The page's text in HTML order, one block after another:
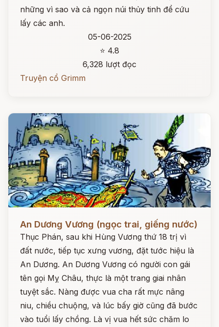
những vì sao và cả ngọn núi thủy tinh để cứu
lấy các anh.
05-06-2025
⭐ 4.8
6,328 lượt đọc
Truyện cổ Grimm
An Dương Vương (ngọc trai, giếng nước)
Thục Phán, sau khi Hùng Vương thứ 18 trị vì
đất nước, tiếp tục xưng vương, đặt tước hiệu là
An Dương. An Dương Vương có người con gái
tên gọi Mỵ Châu, thực là một trang giai nhân
tuyệt sắc. Nàng được vua cha rất mực nâng
niu, chiều chuộng, và lúc bấy giờ cũng đã bước
vào tuổi lấy chồng. Là vị vua hết sức chăm lo